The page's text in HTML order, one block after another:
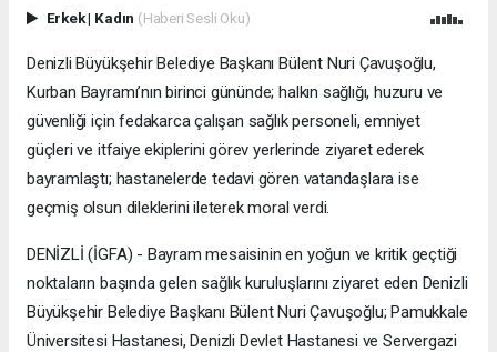
Erkek| Kadın (Haberi Sesli Oku)
Denizli Büyükşehir Belediye Başkanı Bülent Nuri Çavuşoğlu,
Kurban Bayramı’nın birinci gününde; halkın sağlığı, huzuru ve
güvenliği için fedakarca çalışan sağlık personeli, emniyet
güçleri ve itfaiye ekiplerini görev yerlerinde ziyaret ederek
bayramlaştı; hastanelerde tedavi gören vatandaşlara ise
geçmiş olsun dileklerini ileterek moral verdi.
DENİZLİ (İGFA) - Bayram mesaisinin en yoğun ve kritik geçtiği
noktaların başında gelen sağlık kuruluşlarını ziyaret eden Denizli
Büyükşehir Belediye Başkanı Bülent Nuri Çavuşoğlu; Pamukkale
Üniversitesi Hastanesi, Denizli Devlet Hastanesi ve Servergazi